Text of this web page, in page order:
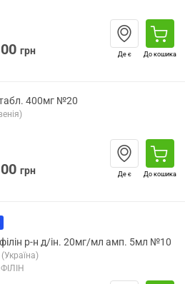
грн Де є До кошика
400мг №20
грн Де є До кошика
р-н д/ін. 20мг/мл амп. 5мл №10